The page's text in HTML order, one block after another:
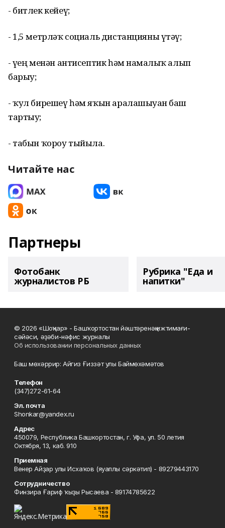
- битлек кейеү;
- 1,5 метрләҡ социаль дистанцияны үтәү;
- үҙең менән антисептик һәм намаҙлыҡ алып
барыу;
- ҡул бирешеү һәм яҡын аралашыуҙан баш
тартыу;
- табын ҡороу тыйыла.
Читайте нас
Партнеры
Фотобанк
журналистов РБ
Рубрика "Еда и
напитки"
© 2026 «Шоңҡар» - Башҡортостан йәштәренәң ижтимағи-
сәйәси, әҙәби-нәфис журналы
Об использовании персональных данных
Баш мөхәррир: Айгиз Ғиззәт улы Баймөхәмәтов
Телефон
(347)272-61-64
Эл. почта
Shonkar@yandex.ru
Адрес
450079, Республика Башкортостан, г. Уфа, ул. 50 летия
Октября, 13, каб. 910
Приемная
Венер Айҙар улы Исхаҡов (яуаплы сәркәтип) - 89279443170
Сотрудничество
Финзира Ғариф ҡыҙы Рысаева - 89174785622